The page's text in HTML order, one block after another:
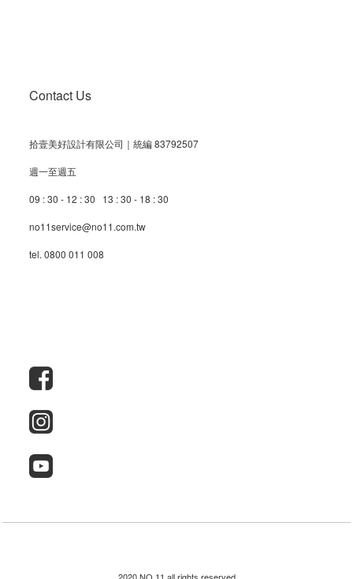
Contact Us
拾壹美好設計有限公司｜統編 83792507
週一至週五
09 : 30 - 12 : 30 13 : 30 - 18 : 30
no11service@no11.com.tw
tel. 0800 011 008